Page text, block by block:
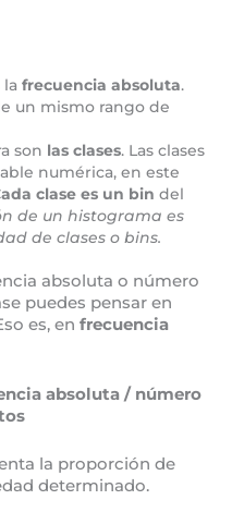
lafrecuencia absoluta.
un mismo rango de
son las clases. Las clases
numérica, en este
clase es un bin del
de un histograma es
de clases o bins.
absoluta o número
puedes pensar en
es, en frecuencia
absoluta / número
la proporción de
determinado.